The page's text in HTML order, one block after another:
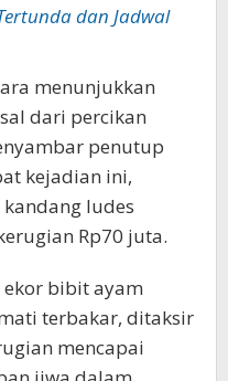
dan Jadwal
menunjukkan
dari percikan
penutup
kejadian ini,
ludes
Rp70 juta.
ekor bibit ayam
terbakar, ditaksir
mencapai